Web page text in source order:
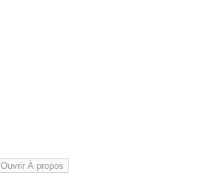
Ouvrir À propos